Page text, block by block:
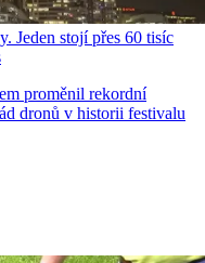
Jeden stojí přes 60 tisíc
proměnil rekordní
dronů v historii festivalu